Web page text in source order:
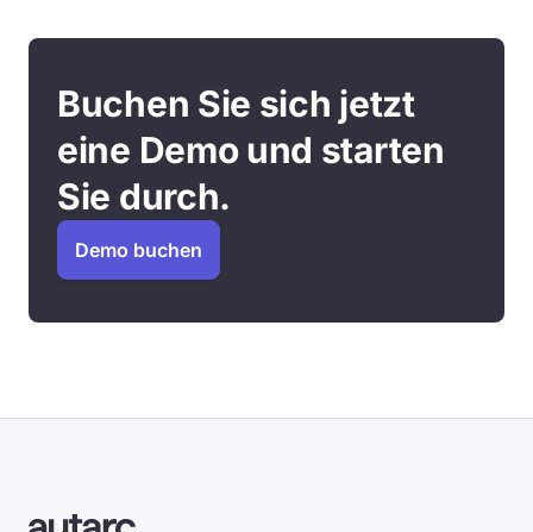
Buchen Sie sich jetzt
eine Demo und starten
Sie durch.
Demo buchen